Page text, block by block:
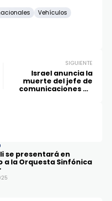
Vehículos
SIGUIENTE
Israel anuncia la
muerte del jefe de
comunicaciones de
se presentará en
a la Orquesta Sinfónica